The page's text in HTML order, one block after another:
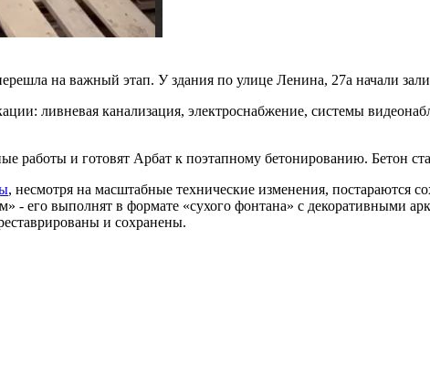
на важный этап. У здания по улице Ленина, 27а начали
ливневая канализация, электроснабжение, системы
работы и готовят Арбат к поэтапному бетонированию. Бетон
, несмотря на масштабные технические изменения, постараются
- его выполнят в формате «сухого фонтана» с декоративными
и сохранены.